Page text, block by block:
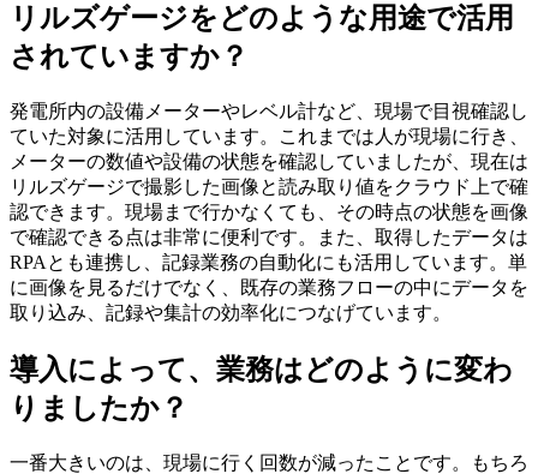
リルズゲージをどのような用途で活用
されていますか？
発電所内の設備メーターやレベル計など、現場で目視確認し
ていた対象に活用しています。これまでは人が現場に行き、
メーターの数値や設備の状態を確認していましたが、現在は
リルズゲージで撮影した画像と読み取り値をクラウド上で確
認できます。現場まで行かなくても、その時点の状態を画像
で確認できる点は非常に便利です。また、取得したデータは
RPAとも連携し、記録業務の自動化にも活用しています。単
に画像を見るだけでなく、既存の業務フローの中にデータを
取り込み、記録や集計の効率化につなげています。
導入によって、業務はどのように変わ
りましたか？
一番大きいのは、現場に行く回数が減ったことです。もちろ